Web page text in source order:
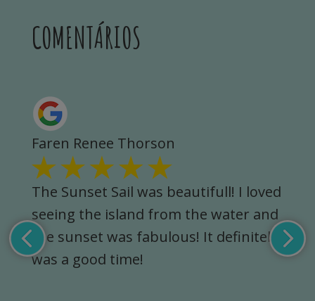
COMENTÁRIOS
Sharmin Rahman
I booked my Boat Tour to Little
Curacao through my resort I was
staying in. And it was a great
recommendation !!! The crew